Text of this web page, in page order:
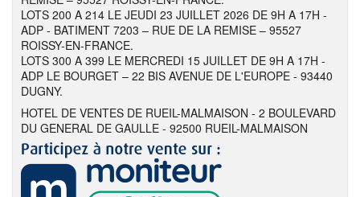
LOTS 200 A 214 LE JEUDI 23 JUILLET 2026 DE 9H A 17H -
ADP - BATIMENT 7203 – RUE DE LA REMISE – 95527
ROISSY-EN-FRANCE.
LOTS 300 A 399 LE MERCREDI 15 JUILLET DE 9H A 17H -
ADP LE BOURGET – 22 BIS AVENUE DE L'EUROPE - 93440
DUGNY.
HOTEL DE VENTES DE RUEIL-MALMAISON - 2 BOULEVARD
DU GENERAL DE GAULLE - 92500 RUEIL-MALMAISON